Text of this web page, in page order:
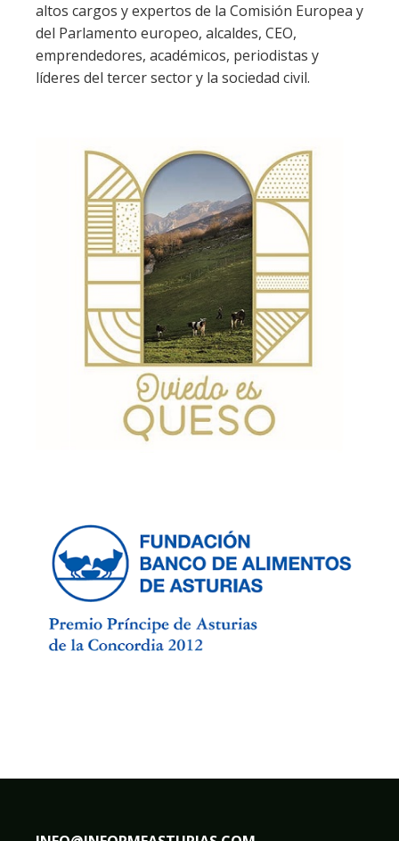
altos cargos y expertos de la Comisión Europea y
del Parlamento europeo, alcaldes, CEO,
emprendedores, académicos, periodistas y
líderes del tercer sector y la sociedad civil.